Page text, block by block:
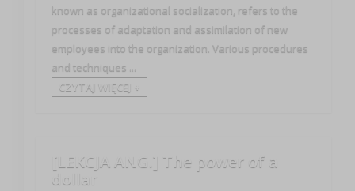
known as organizational socialization, refers to the
processes of adaptation and assimilation of new
employees into the organization. Various procedures
and techniques ...
CZYTAJ WIĘCEJ +
[LEKCJA ANG.] The power of a
dollar